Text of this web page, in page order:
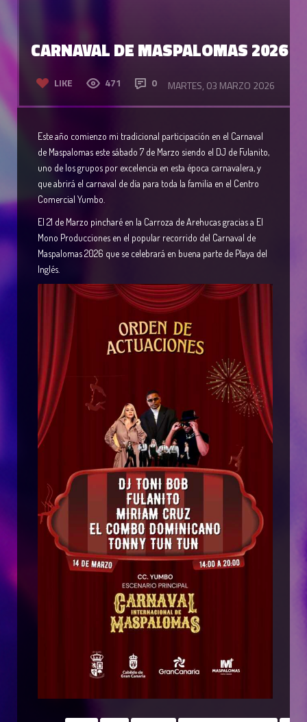
CARNAVAL DE MASPALOMAS 2026
LIKE 471 0 MARTES, 03 MARZO 2026
Este año comienzo mi tradicional participación en el Carnaval
de Maspalomas este sábado 7 de Marzo siendo el DJ de Fulanito,
uno de los grupos por excelencia en esta época carnavalera, y
que abrirá el carnaval de día para toda la familia en el Centro
Comercial Yumbo.
El 21 de Marzo pincharé en la Carroza de Arehucas gracias a El
Mono Producciones en el popular recorrido del Carnaval de
Maspalomas 2026 que se celebrará en buena parte de Playa del
Inglés.